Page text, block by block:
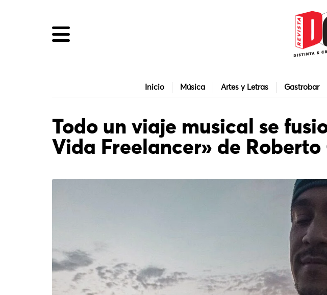
Inicio Música Artes y Letras Gastrobar
Todo un viaje musical se
Vida Freelancer» de